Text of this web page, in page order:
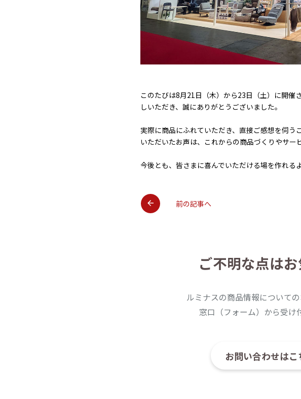
このたびは8月21日（木）から23日（土）に開催
しいただき、誠にありがとうございました。
実際に商品にふれていただき、直接ご感想を伺う
いただいたお声は、これからの商品づくりやサー
今後とも、皆さまに喜んでいただける場を作れる
前の記事へ
ご不明な点は
ルミナスの商品情報について
窓口（フォーム）から受け
お問い合わせはこ